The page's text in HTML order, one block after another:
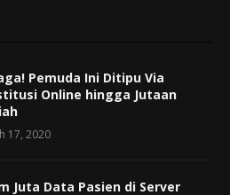
Pemuda Ini Ditipu Via
Online hingga Jutaan
17, 2020
Juta Data Pasien di Server